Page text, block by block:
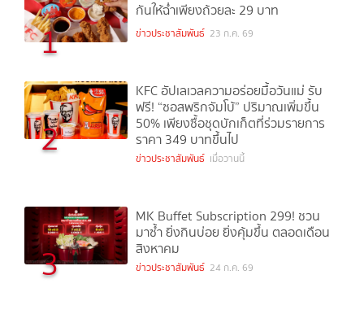
1
กันให้ฉ่ำเพียงถ้วยละ 29 บาท
ข่าวประชาสัมพันธ์ 23 ก.ค. 69
2
KFC อัปเลเวลความอร่อยมื้อวันแม่ รับ
ฟรี! “ซอสพริกจัมโบ้” ปริมาณเพิ่มขึ้น
50% เพียงซื้อชุดบักเก็ตที่ร่วมรายการ
ราคา 349 บาทขึ้นไป
ข่าวประชาสัมพันธ์ เมื่อวานนี้
3
MK Buffet Subscription 299! ชวน
มาซ้ำ ยิ่งกินบ่อย ยิ่งคุ้มขึ้น ตลอดเดือน
สิงหาคม
ข่าวประชาสัมพันธ์ 24 ก.ค. 69